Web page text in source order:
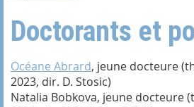
Doctorants et
Océane Abrard, jeune docteure
2023, dir. D. Stosic)
Natalia Bobkova, jeune docteure